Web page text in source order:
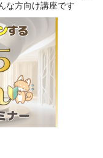
な方向け講座です